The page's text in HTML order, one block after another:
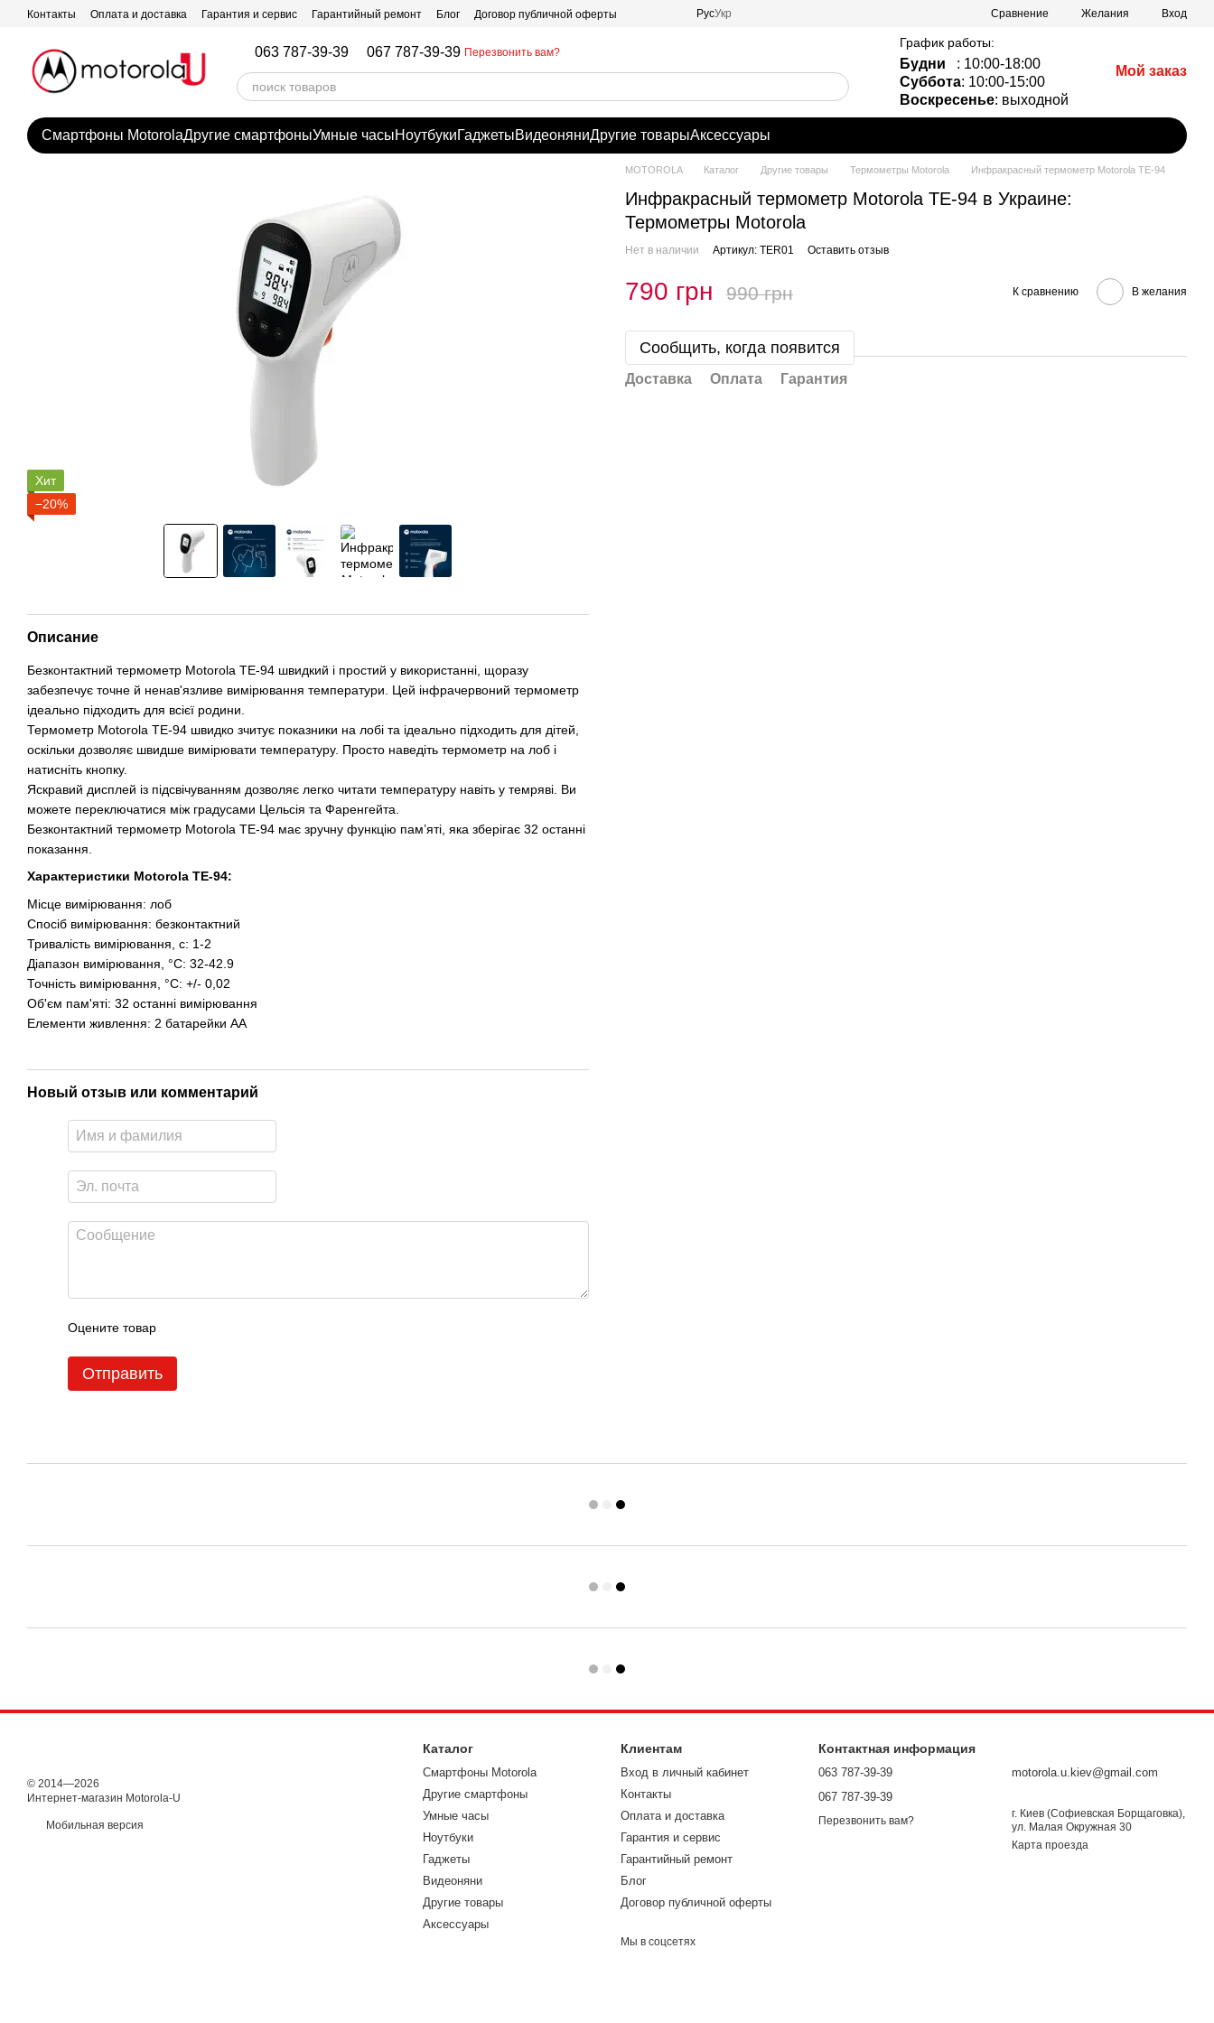
Перейти к основному контенту
Контакты Оплата и доставка Гарантия и сервис Гарантийный ремонт Блог Договор публичной оферты РусУкр Сравнение Желания Вход
063 787-39-39 067 787-39-39 Перезвонить вам?
График работы:
Будни
: 10:00-18:00
Суббота: 10:00-15:00
Воскресенье: выходной
Мой заказ
Смартфоны MotorolaДругие смартфоныУмные часыНоутбукиГаджетыВидеоняниДругие товарыАксессуары
Хит
−20%
Описание
Безконтактний термометр Motorola TE-94 швидкий і простий у використанні, щоразу
забезпечує точне й ненав'язливе вимірювання температури. Цей інфрачервоний термометр
ідеально підходить для всієї родини.
Термометр Motorola TE-94 швидко зчитує показники на лобі та ідеально підходить для дітей,
оскільки дозволяє швидше вимірювати температуру. Просто наведіть термометр на лоб і
натисніть кнопку.
Яскравий дисплей із підсвічуванням дозволяє легко читати температуру навіть у темряві. Ви
можете переключатися між градусами Цельсія та Фаренгейта.
Безконтактний термометр Motorola TE-94 має зручну функцію пам’яті, яка зберігає 32 останні
показання.
Характеристики Motorola TE-94:
Місце вимірювання: лоб
Спосіб вимірювання: безконтактний
Тривалість вимірювання, с: 1-2
Діапазон вимірювання, °C: 32-42.9
Точність вимірювання, °C: +/- 0,02
Об'єм пам'яті: 32 останні вимірювання
Елементи живлення: 2 батарейки АА
Новый отзыв или комментарий
Оцените товар
Отправить
MOTOROLA Каталог Другие товары Термометры Motorola Инфракрасный термометр Motorola TE-94
Инфракрасный термометр Motorola TE-94 в Украине:
Термометры Motorola
Нет в наличии Артикул: TER01 Оставить отзыв
790 грн 990 грн К сравнению В желания
Сообщить, когда появится
Доставка Оплата Гарантия
© 2014—2026
Интернет-магазин Motorola-U
Мобильная версия
Каталог
Смартфоны Motorola
Другие смартфоны
Умные часы
Ноутбуки
Гаджеты
Видеоняни
Другие товары
Аксессуары
Клиентам
Вход в личный кабинет
Контакты
Оплата и доставка
Гарантия и сервис
Гарантийный ремонт
Блог
Договор публичной оферты
Мы в соцсетях
Контактная информация
063 787-39-39
067 787-39-39
Перезвонить вам?
motorola.u.kiev@gmail.com
г. Киев (Софиевская Борщаговка),
ул. Малая Окружная 30
Карта проезда